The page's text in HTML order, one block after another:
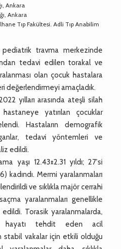
Ankara
Ankara
Tıp Fakültesi. Adli Tıp Anabilim
pediatrik travma merkezinde
tedavi edilen torakal ve
olan çocuk hastalara
değerlendirmeyi amaçladık.
yılları arasında ateşli silah
yatırılan çocuklar
Hastaların demografik
tedavi yöntemleri ve
edildi.
yaşı 12.43±2.31 yıldı; 27'si
kadındı. Mermi yaralanmaları
ve sıklıkla majör cerrahi
yaralanmaları genellikle
Torasik yaralanmalarda,
hayatı tehdit eden acil
stabil vakalar için etkili olduğu